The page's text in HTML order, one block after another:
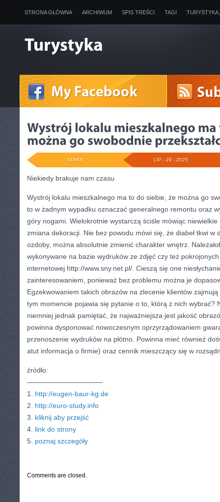
STRONA GŁÓWNA ARCHIWUM SPIS TREŚCI TAGI
LIP - 29 - 2025
ADMIN
Niekiedy brakuje nam czasu
Wystrój lokalu mieszkalnego ma to do siebie, że można go
to w żadnym wypadku oznaczać generalnego remontu oraz
góry nogami. Wielokrotnie wystarczą ściśle mówiąc
zmiana dekoracji. Nie bez powodu mówi się, że diabeł tkwi w
ozdoby, można absolutnie zmienić charakter wnętrz.
wykonywane na bazie wydruków ze zdjęć czy też
internetowej http://www.sny.net.pl/. Cieszą się one
zainteresowaniem, ponieważ bez problemu można je
Egzekwowaniem takich obrazów na zlecenie klientów
tym momencie pojawia się pytanie o to, którą z nich wybrać?
niemniej jednak pamiętać, że najważniejsza jest jakość
powinna dysponować nowoczesnym oprzyrządowaniem
przenoszenie wydruków na płótno. Powinna mieć również
atut informacja o firmie) oraz cennik mieszczący się w
źródło:
———————————
1. http://eugen-baur-kg.de
2. http://euro-study.info
3. kliknij aby przejść
4. link do strony
5. poznaj szczegóły
Comments are closed.